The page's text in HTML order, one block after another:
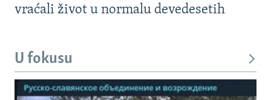
vraćali život u normalu devedesetih
U fokusu